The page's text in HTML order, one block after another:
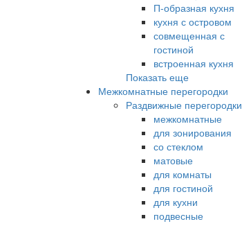
П-образная кухня
кухня с островом
совмещенная с
гостиной
встроенная кухня
Показать еще
Межкомнатные перегородки
Раздвижные перегородки
межкомнатные
для зонирования
со стеклом
матовые
для комнаты
для гостиной
для кухни
подвесные